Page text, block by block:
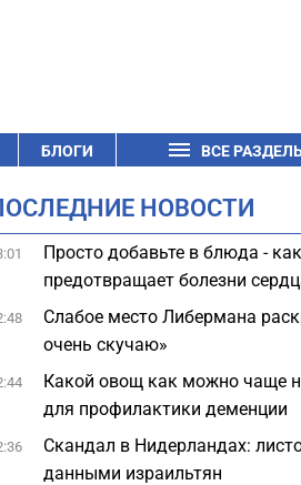
БЛОГИ ВСЕ
НОВОСТИ
Просто добавьте в блюда -
предотвращает болезни
Слабое место Либермана
очень скучаю»
Какой овощ как можно чаще
для профилактики деменции
Скандал в Нидерландах:
данными израильтян